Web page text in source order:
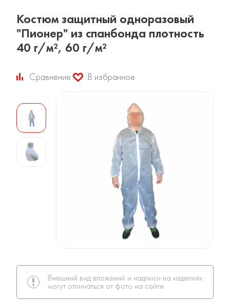
Костюм защитный одноразовый
"Пионер" из спанбонда плотность
40 г/м², 60 г/м²
Сравнение В избранное
Внешний вид вложений и надписи на изделиях
могут отличаться от фото на сайте